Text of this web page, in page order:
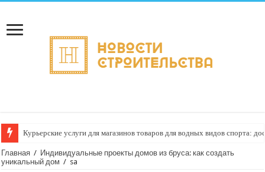
Курьерские услуги для магазинов товаров для водных видов спорта:
Главная / Индивидуальные проекты домов из бруса: как создать
уникальный дом / sa